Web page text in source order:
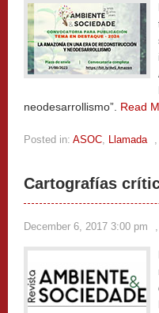
neodesarrollismo”. Read
Posted in: ASOC, Llamada ,
Cartografías
December 6, 2017 3:00 pm ,